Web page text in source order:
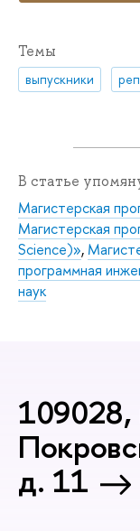
Темы
выпускники
В статье
Магистерская
Магистерская
Science)»,
программная
наук
109028,
д. 11